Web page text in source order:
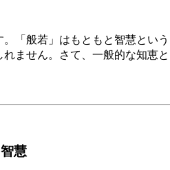
「般若」はもともと智慧という
ません。さて、一般的な知恵と
慧